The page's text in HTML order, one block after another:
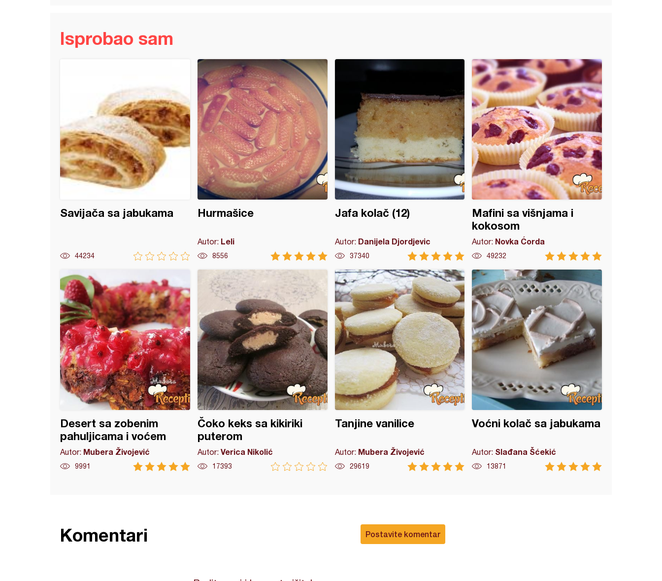
Isprobao sam
Savijača sa jabukama
44234
Hurmašice
Autor: Leli
8556
Jafa kolač (12)
Autor: Danijela Djordjevic
37340
Mafini sa višnjama i
kokosom
Autor: Novka Ćorda
49232
Desert sa zobenim
pahuljicama i voćem
Autor: Mubera Živojević
9991
Čoko keks sa kikiriki
puterom
Autor: Verica Nikolić
17393
Tanjine vanilice
Autor: Mubera Živojević
29619
Voćni kolač sa jabukama
Autor: Slađana Šćekić
13871
sa jabukama
Postavite komentar
Komentari